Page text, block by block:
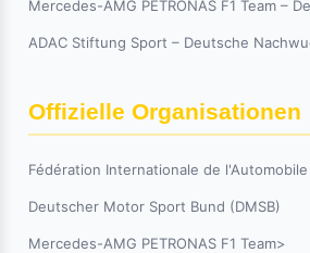
Mercedes-AMG PETRONAS F1 Team –
ADAC Stiftung Sport – Deutsche
Offizielle Organisationen
Fédération Internationale de l'Automobile
Deutscher Motor Sport Bund (DMSB)
Mercedes-AMG PETRONAS F1 Team>